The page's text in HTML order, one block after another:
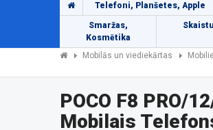
Telefoni, Planšetes, Apple
Smaržas,
Kosmētika
Mobilās un viediekārtas
POCO F8 PRO/
Mobilais